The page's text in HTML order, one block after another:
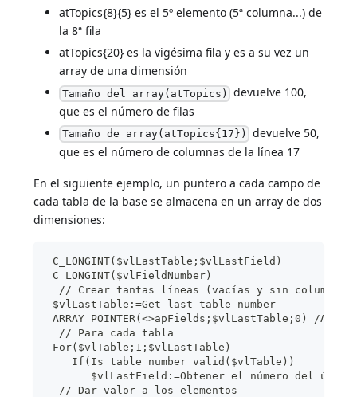
atTopics{8}{5} es el 5º elemento (5ª columna...) de
la 8ª fila
atTopics{20} es la vigésima fila y es a su vez un
array de una dimensión
Tamaño del array(atTopics) devuelve 100,
que es el número de filas
Tamaño de array(atTopics{17}) devuelve 50,
que es el número de columnas de la línea 17
En el siguiente ejemplo, un puntero a cada campo de
cada tabla de la base se almacena en un array de dos
dimensiones:
C_LONGINT($vlLastTable;$vlLastField)
C_LONGINT($vlFieldNumber)
// Crear tantas líneas (vacías y sin columnas)
$vlLastTable:=Get last table number
ARRAY POINTER(<>apFields;$vlLastTable;0) /
  // Para cada tabla
For($vlTable;1;$vlLastTable)
    If(Is table number valid($vlTable))
$vlLastField:=Obtener el número del
  // Dar valor a los elementos